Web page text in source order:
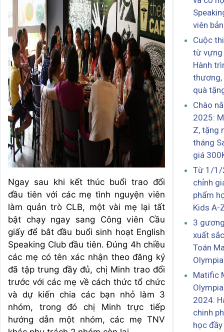
Ngay sau khi kết thúc buổi trao đổi
đầu tiên với các mẹ tình nguyện viên
làm quản trò CLB, một vài mẹ lại tất
bật chạy ngay sang Công viên Cầu
giấy để bắt đầu buổi sinh hoạt English
Speaking Club đầu tiên. Đúng 4h chiều
các mẹ có tên xác nhận theo đăng ký
đã tập trung đầy đủ, chị Minh trao đổi
trước với các mẹ về cách thức tổ chức
và dự kiến chia các bạn nhỏ làm 3
nhóm, trong đó chị Minh trực tiếp
hướng dẫn một nhóm, các mẹ TNV
viên
Cuộc
từ vựng
Hành
thương,
quà
Chào
2025:
Z, tặng
tháng
giá
Từ 1/1/
chỉnh
phẩm
Kids A-
3
xuất
Toán
Matific
2024:
chinh
học